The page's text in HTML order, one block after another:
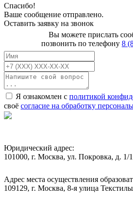
Спасибо!
Ваше сообщение отправлено.
Оставить заявку на звонок
Вы можете прислать
позвонить по телефону 8
Я ознакомлен с политикой
своё согласие на обработку
Юридический адрес:
101000, г. Москва, ул. Покровка, д. 1/
Адрес места осуществления
109129, г. Москва, 8-я улица